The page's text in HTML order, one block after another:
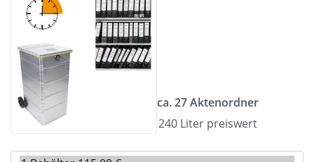
ca. 27 Aktenordner
240 Liter preiswert